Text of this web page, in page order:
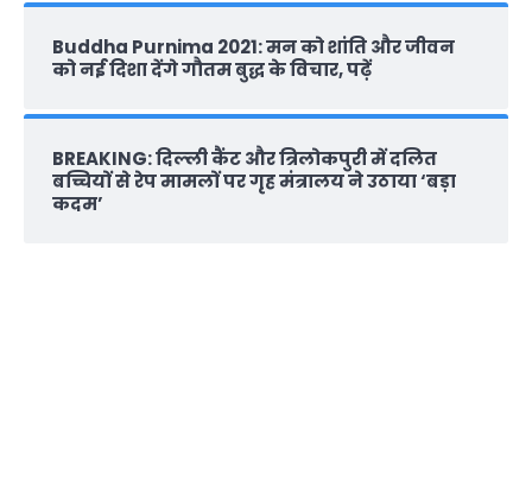
Buddha Purnima 2021: मन को शांति और जीवन
को नई दिशा देंगे गौतम बुद्ध के विचार, पढ़ें
BREAKING: दिल्‍ली कैंट और त्रिलोकपुरी में दलित
बच्चियों से रेप मामलों पर गृह मंत्रालय ने उठाया ‘बड़ा
कदम’